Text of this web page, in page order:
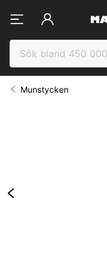
Munstycken